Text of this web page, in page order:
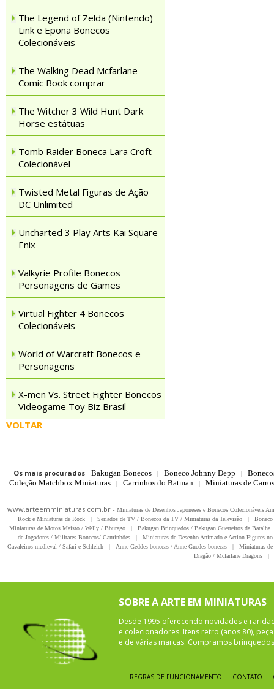
The Legend of Zelda (Nintendo)
Link e Epona Bonecos
Colecionáveis
The Walking Dead Mcfarlane
Comic Book comprar
The Witcher 3 Wild Hunt Dark
Horse estátuas
Tomb Raider Boneca Lara Croft
Colecionável
Twisted Metal Figuras de Ação
DC Unlimited
Uncharted 3 Play Arts Kai Square
Enix
Valkyrie Profile Bonecos
Personagens de Games
Virtual Fighter 4 Bonecos
Colecionáveis
World of Warcraft Bonecos e
Personagens
X-men Vs. Street Fighter Bonecos
Videogame Toy Biz Brasil
VOLTAR
Os mais procurados- Bakugan Bonecos | Boneco Johnny Depp |
Coleção Matchbox Miniaturas
| Carrinhos do Batman | Miniaturas de
www.arteemminiaturas.com.br - Miniaturas de Desenhos Japoneses e Bonecos Colecionáveis
Rock e Miniaturas de Rock
| Seriados de TV / Bonecos da TV / Miniaturas da Televisão |
Miniaturas de Motos Maisto / Welly / Bburago
| Bakugan Brinquedos / Bakugan Guerreiros da Batalha
de Jogadores / Militares Bonecos/ Caminhões
|
Miniaturas de Desenho Animado e Action Figures
Cavaleiros medieval / Safari e Schleich
| Anne Geddes bonecas / Anne Guedes bonecas |
Miniaturas
Dragão / Mcfarlane Dragons
|
SOBRE A ARTE EM MINIATURAS
Desde 1995 oferecendo novidades e
e colecionadores. Itens retro (anos 80),
e de várias marcas. Compramos
REGRAS DE FUNCIONAMENTO CONTATO